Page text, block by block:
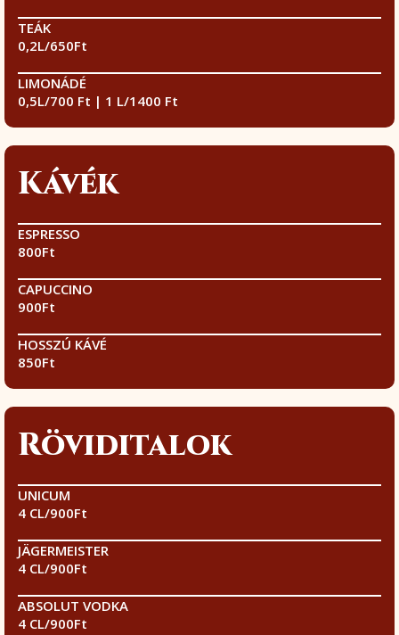
TEÁK
0,2L/650Ft
LIMONÁDÉ
0,5L/700 Ft | 1 L/1400 Ft
Kávék
ESPRESSO
800Ft
CAPUCCINO
900Ft
HOSSZÚ KÁVÉ
850Ft
Röviditalok
UNICUM
4 CL/900Ft
JÄGERMEISTER
4 CL/900Ft
ABSOLUT VODKA
4 CL/900Ft